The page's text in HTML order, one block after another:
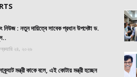
নিউজ : নতুন দায়িত্বে সাবেক প্রধান উপদেষ্টা ড.
২৪, ২০২৬
মন্ত্রী কাকে বলে, এই কোটায় মন্ত্রী হচ্ছেন